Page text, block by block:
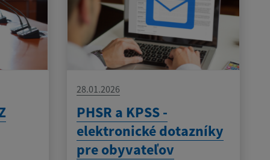
28.01.2026
PHSR a KPSS -
elektronické dotazníky
pre obyvateľov